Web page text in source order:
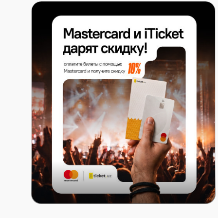
Что получает VIP-гость MazzaFest?
Плюшки:
— Отдельный вход без общей очереди
— Специальный VIP-браслет
— Доступ на второй этаж VIP-зоны возле сцены
— Лучший обзор на хедлайнеров
— Сертификаты/депозиты от food-партнёров
— Отдельная VIP-зона отдыха
Mastercard x ITICKET.UZ